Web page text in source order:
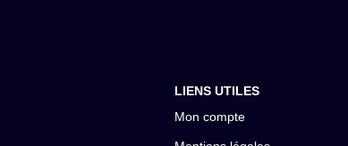
LIENS UTILES
Mon compte